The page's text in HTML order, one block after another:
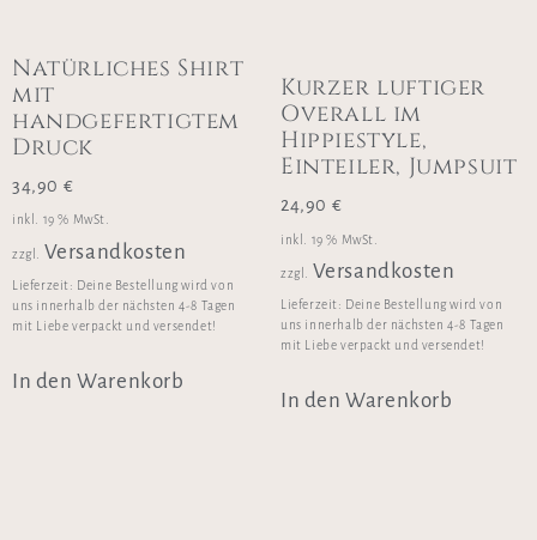
Natürliches Shirt
mit
handgefertigtem
Druck
34,90 €
inkl. 19 % MwSt.
zzgl. Versandkosten
Lieferzeit: Deine Bestellung wird von
uns innerhalb der nächsten 4-8 Tagen
mit Liebe verpackt und versendet!
In den Warenkorb
Kurzer luftiger
Overall im
Hippiestyle,
Einteiler, Jumpsuit
24,90 €
inkl. 19 % MwSt.
zzgl. Versandkosten
Lieferzeit: Deine Bestellung wird von
uns innerhalb der nächsten 4-8 Tagen
mit Liebe verpackt und versendet!
In den Warenkorb